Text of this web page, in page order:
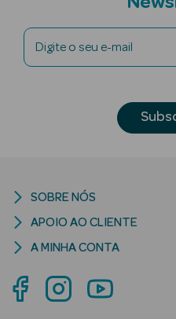
Hidratantes
Séruns Faciais
Creme de Olhos
Digite o seu e-mail
SOBRE NÓS
APOIO AO CLIENTE
A MINHA CONTA